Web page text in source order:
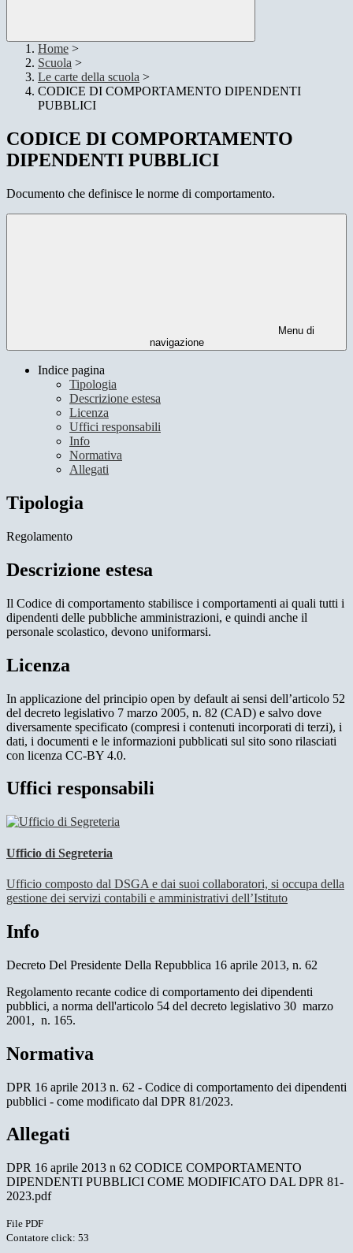
Home >
Scuola >
Le carte della scuola >
CODICE DI COMPORTAMENTO DIPENDENTI
PUBBLICI
CODICE DI COMPORTAMENTO
DIPENDENTI PUBBLICI
Documento che definisce le norme di comportamento.
Menu di
navigazione
Indice pagina
Tipologia
Descrizione estesa
Licenza
Uffici responsabili
Info
Normativa
Allegati
Tipologia
Regolamento
Descrizione estesa
Il Codice di comportamento stabilisce i comportamenti ai quali tutti i
dipendenti delle pubbliche amministrazioni, e quindi anche il
personale scolastico, devono uniformarsi.
Licenza
In applicazione del principio open by default ai sensi dell’articolo 52
del decreto legislativo 7 marzo 2005, n. 82 (CAD) e salvo dove
diversamente specificato (compresi i contenuti incorporati di terzi), i
dati, i documenti e le informazioni pubblicati sul sito sono rilasciati
con licenza CC-BY 4.0.
Uffici responsabili
Ufficio di Segreteria
Ufficio composto dal DSGA e dai suoi collaboratori, si occupa della
gestione dei servizi contabili e amministrativi dell’Istituto
Info
Decreto Del Presidente Della Repubblica 16 aprile 2013, n. 62
Regolamento recante codice di comportamento dei dipendenti
pubblici, a norma dell'articolo 54 del decreto legislativo 30 marzo
2001, n. 165.
Normativa
DPR 16 aprile 2013 n. 62 - Codice di comportamento dei dipendenti
pubblici - come modificato dal DPR 81/2023.
Allegati
DPR 16 aprile 2013 n 62 CODICE COMPORTAMENTO
DIPENDENTI PUBBLICI COME MODIFICATO DAL DPR 81-
2023.pdf
File PDF
Contatore click: 53